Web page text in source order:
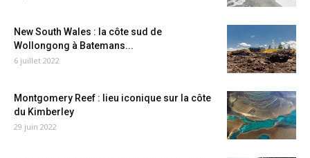
New South Wales : la côte sud de
Wollongong à Batemans...
6 juillet 2022
Montgomery Reef : lieu iconique sur la côte
du Kimberley
29 juin 2022